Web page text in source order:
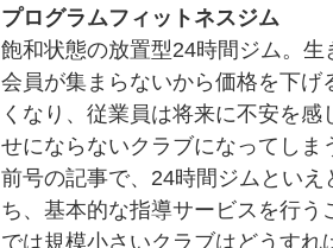
プログラムフィットネスジム
飽和状態の放置型24時間ジム。
会員が集まらないから価格を下げ
くなり、従業員は将来に不安を
せにならないクラブになってしま
前号の記事で、24時間ジムとい
ち、基本的な指導サービスを行う
では規模小さいクラブはどうす